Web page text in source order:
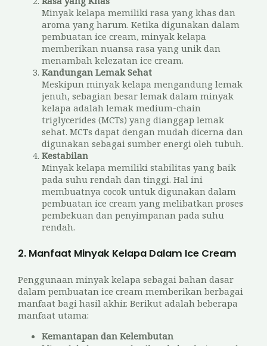
Minyak kelapa memiliki rasa yang khas dan
aroma yang harum. Ketika digunakan dalam
pembuatan ice cream, minyak kelapa
memberikan nuansa rasa yang unik dan
menambah kelezatan ice cream.
Kandungan Lemak Sehat
Meskipun minyak kelapa mengandung lemak
jenuh, sebagian besar lemak dalam minyak
kelapa adalah lemak medium-chain
triglycerides (MCTs) yang dianggap lemak
sehat. MCTs dapat dengan mudah dicerna dan
digunakan sebagai sumber energi oleh tubuh.
Kestabilan
Minyak kelapa memiliki stabilitas yang baik
pada suhu rendah dan tinggi. Hal ini
membuatnya cocok untuk digunakan dalam
pembuatan ice cream yang melibatkan proses
pembekuan dan penyimpanan pada suhu
rendah.
2. Manfaat Minyak Kelapa Dalam Ice Cream
Penggunaan minyak kelapa sebagai bahan dasar
dalam pembuatan ice cream memberikan berbagai
manfaat bagi hasil akhir. Berikut adalah beberapa
manfaat utama:
Kemantapan dan Kelembutan